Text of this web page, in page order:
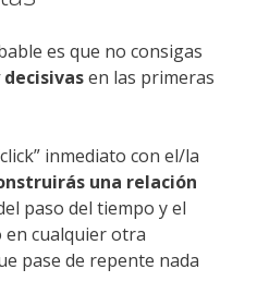
es que no consigas
en las primeras
inmediato con el/la
una relación
paso del tiempo y el
cualquier otra
pase de repente nada